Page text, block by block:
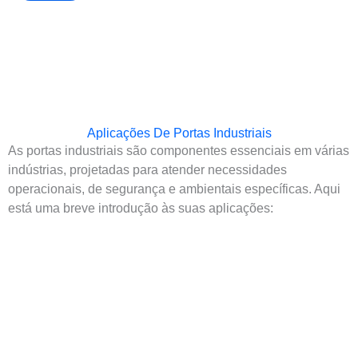
Aplicações De Portas Industriais
As portas industriais são componentes essenciais em várias
indústrias, projetadas para atender necessidades
operacionais, de segurança e ambientais específicas. Aqui
está uma breve introdução às suas aplicações: